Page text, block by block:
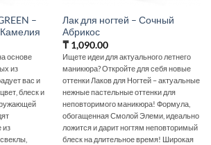
–
основе
из
вас и
блеск и
из
Лак для ногтей – Сочный
Абрикос
₸1,090.00
Ищете идеи для актуального летнего
маникюра? Откройте для себя новые
оттенки Лаков для Ногтей – актуальные
нежные пастельные оттенки для
неповторимого маникюра! Формула,
обогащенная Смолой Элеми, идеально
ложится и дарит ногтям неповторимый
блеск на длительное время! Широкая